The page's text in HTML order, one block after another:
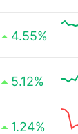
4.55%
5.12%
1.24%